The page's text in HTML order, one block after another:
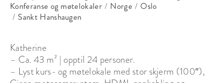
Konferanse og møtelokaler / Norge / Oslo
/ Sankt Hanshaugen
Katherine
– Ca. 43 m² | opptil 24 personer.
– Lyst kurs- og møtelokale med stor skjerm (100″),